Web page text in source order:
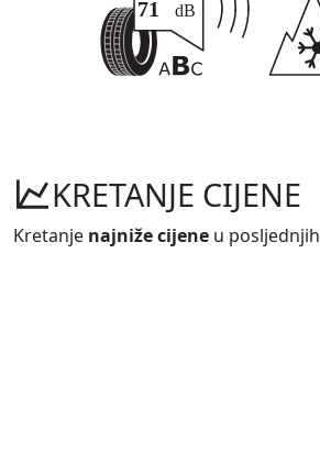
KRETANJE CIJENE
Kretanje najniže cijene u